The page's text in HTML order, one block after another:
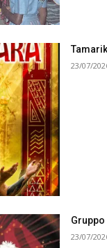
23/07/
Gruppo
23/07/